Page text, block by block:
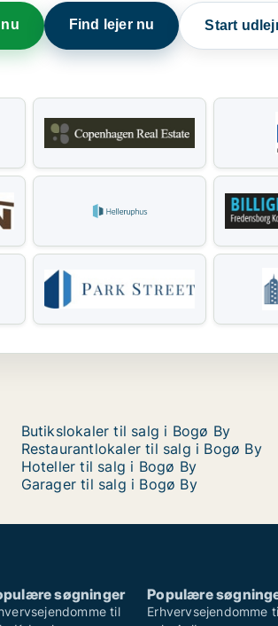
Find lejer nu Start
Butikslokaler til salg i Bogø By
Restaurantlokaler til salg i Bogø By
Hoteller til salg i Bogø By
Garager til salg i Bogø By
søgninger
til
Populære
Erhvervsejendomme